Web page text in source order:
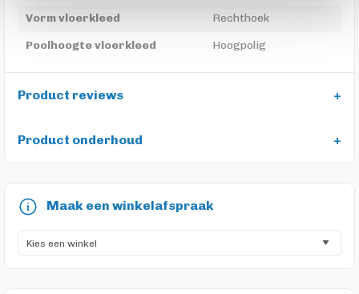
Vorm vloerkleed
Rechthoek
Poolhoogte vloerkleed
Hoogpolig
Product reviews
Product onderhoud
Maak een winkelafspraak